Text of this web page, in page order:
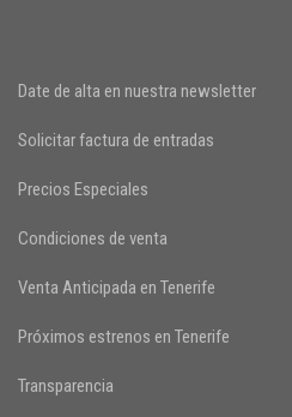
Date de alta en nuestra newsletter
Solicitar factura de entradas
Precios Especiales
Condiciones de venta
Venta Anticipada en Tenerife
Próximos estrenos en Tenerife
Transparencia